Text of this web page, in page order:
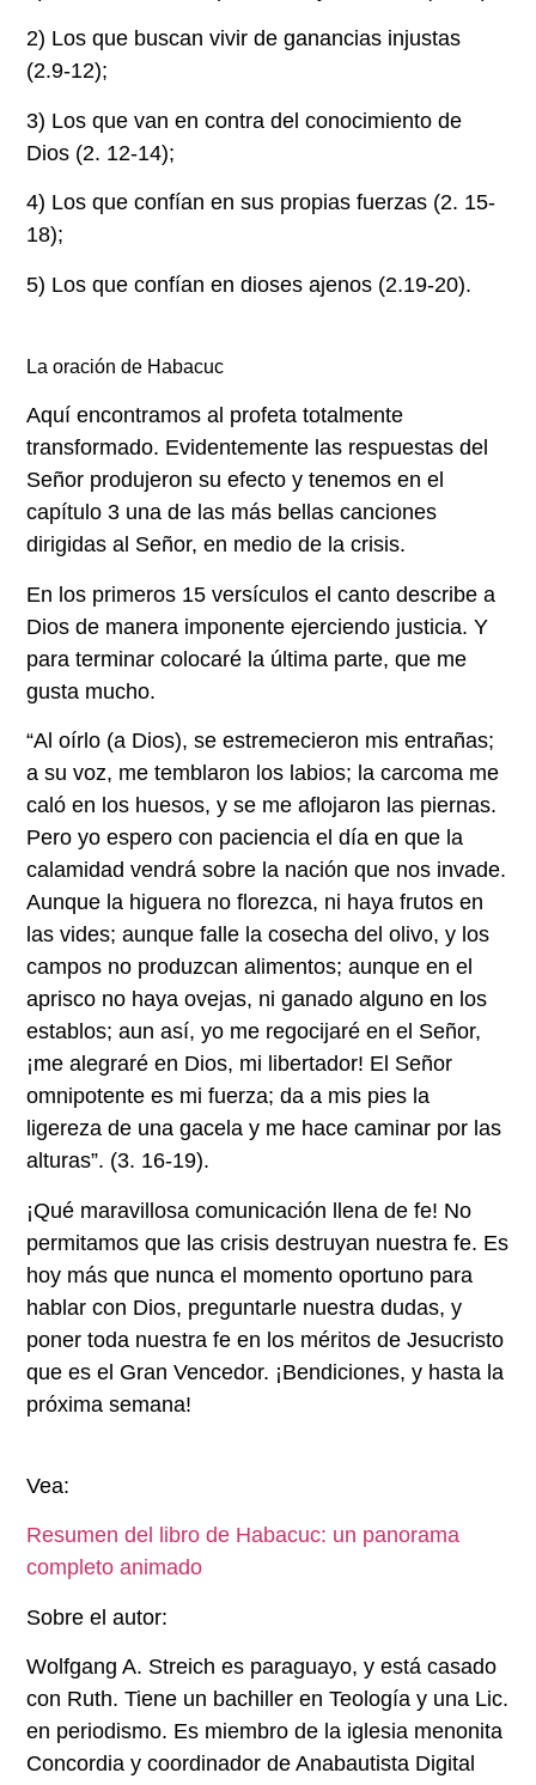
2) Los que buscan vivir de ganancias injustas
(2.9-12);
3) Los que van en contra del conocimiento de
Dios (2. 12-14);
4) Los que confían en sus propias fuerzas (2. 15-
18);
5) Los que confían en dioses ajenos (2.19-20).
La oración de Habacuc
Aquí encontramos al profeta totalmente
transformado. Evidentemente las respuestas del
Señor produjeron su efecto y tenemos en el
capítulo 3 una de las más bellas canciones
dirigidas al Señor, en medio de la crisis.
En los primeros 15 versículos el canto describe a
Dios de manera imponente ejerciendo justicia. Y
para terminar colocaré la última parte, que me
gusta mucho.
“Al oírlo (a Dios), se estremecieron mis entrañas;
a su voz, me temblaron los labios; la carcoma me
caló en los huesos, y se me aflojaron las piernas.
Pero yo espero con paciencia el día en que la
calamidad vendrá sobre la nación que nos invade.
Aunque la higuera no florezca, ni haya frutos en
las vides; aunque falle la cosecha del olivo, y los
campos no produzcan alimentos; aunque en el
aprisco no haya ovejas, ni ganado alguno en los
establos; aun así, yo me regocijaré en el Señor,
¡me alegraré en Dios, mi libertador! El Señor
omnipotente es mi fuerza; da a mis pies la
ligereza de una gacela y me hace caminar por las
alturas”. (3. 16-19).
¡Qué maravillosa comunicación llena de fe! No
permitamos que las crisis destruyan nuestra fe. Es
hoy más que nunca el momento oportuno para
hablar con Dios, preguntarle nuestra dudas, y
poner toda nuestra fe en los méritos de Jesucristo
que es el Gran Vencedor. ¡Bendiciones, y hasta la
próxima semana!
Vea:
Resumen del libro de Habacuc: un panorama
completo animado
Sobre el autor:
Wolfgang A. Streich es paraguayo, y está casado
con Ruth. Tiene un bachiller en Teología y una Lic.
en periodismo. Es miembro de la iglesia menonita
Concordia y coordinador de Anabautista Digital